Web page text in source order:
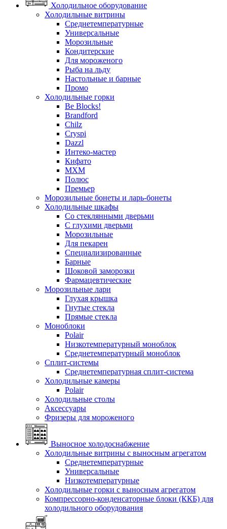
Холодильное оборудование
Холодильные витрины
Среднетемпературные
Универсальные
Морозильные
Кондитерские
Для мороженого
Рыба на льду
Настольные и барные
Промо
Холодильные горки
Be Blocks!
Brandford
Chilz
Cryspi
Dazzl
Интеко-мастер
Кифато
МХМ
Полюс
Премьер
Морозильные бонеты и ларь-бонеты
Холодильные шкафы
Со стеклянными дверьми
С глухими дверьми
Морозильные
Для пекарен
Специализированные
Барные
Шоковой заморозки
Фармацевтические
Морозильные лари
Глухая крышка
Гнутые стекла
Прямые стекла
Моноблоки
Polair
Низкотемпературный моноблок
Среднетемпературный моноблок
Сплит-системы
Среднетемпературная сплит-система
Холодильные камеры
Polair
Холодильные столы
Аксессуары
Фризеры для мороженого
Выносное холодоснабжение
Холодильные витрины с выносным агрегатом
Среднетемпературные
Универсальные
Низкотемпературные
Холодильные горки с выносным агрегатом
Компрессорно-конденсаторные блоки (ККБ) для
холодильного оборудования